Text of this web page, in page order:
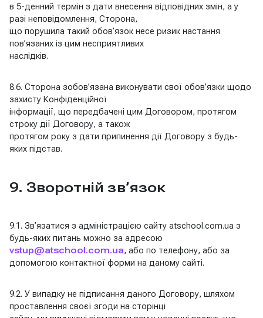
в 5-денний термін з дати внесення відповідних змін, а у
разі неповідомлення, Сторона,
що порушила такий обов’язок несе ризик настання
пов’язаних із цим несприятливих
наслідків.
8.6. Сторона зобов’язана виконувати свої обов’язки щодо
захисту Конфіденційної
інформації, що передбачені цим Договором, протягом
строку дії Договору, а також
протягом року з дати припинення дії Договору з будь-
яких підстав.
9. Зворотній зв’язок
9.1. Зв’язатися з адміністрацією сайту atschool.com.ua з
будь-яких питань можно за адресою
vstup@atschool.com.ua, або по телефону, або за
допомогою контактної форми на даному сайті.
9.2. У випадку не підписання даного Договору, шляхом
проставлення своєї згоди на сторінці